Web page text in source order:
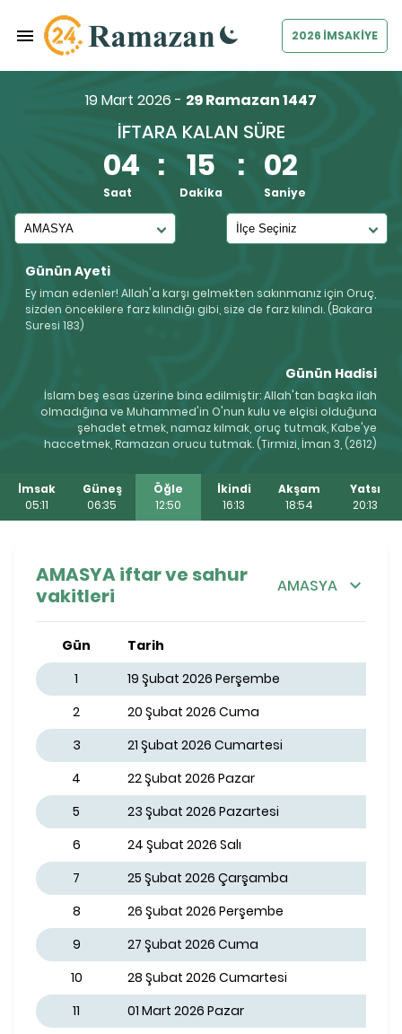
2026 İMSAKİYE
Günün Ayeti
Ey iman edenler! Allah'a karşı gelmekten sakınmanız için Oruç,
sizden öncekilere farz kılındığı gibi, size de farz kılındı. (Bakara
Suresi 183)
19 Mart 2026 - 29 Ramazan 1447
İFTARA KALAN SÜRE
04 : 15 : 01
Saat Dakika Saniye
Günün Hadisi
İslam beş esas üzerine bina edilmiştir: Allah'tan başka ilah
olmadığına ve Muhammed'in O'nun kulu ve elçisi olduğuna
şehadet etmek, namaz kılmak, oruç tutmak, Kabe'ye
haccetmek, Ramazan orucu tutmak. (Tirmizi, İman 3, (2612)
İmsak
05:11
Güneş
06:35
Öğle
12:50
İkindi
16:13
Akşam
18:54
Yatsı
20:13
AMASYA iftar ve sahur
vakitleri
AMASYA
Gün Tarih
1
19 Şubat 2026 Perşembe
2
20 Şubat 2026 Cuma
3
21 Şubat 2026 Cumartesi
4
22 Şubat 2026 Pazar
5
23 Şubat 2026 Pazartesi
6
24 Şubat 2026 Salı
7
25 Şubat 2026 Çarşamba
8
26 Şubat 2026 Perşembe
9
27 Şubat 2026 Cuma
10
28 Şubat 2026 Cumartesi
11
01 Mart 2026 Pazar